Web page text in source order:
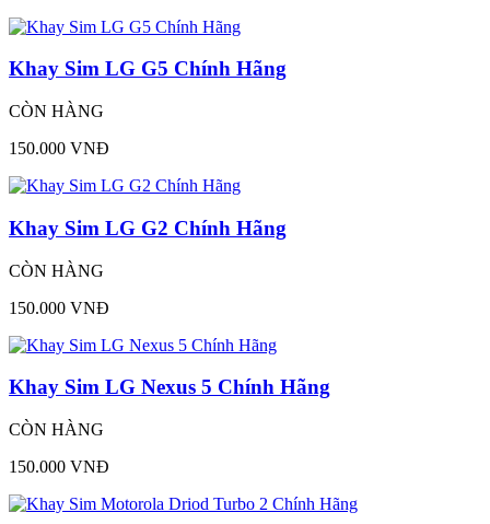
Khay Sim LG G5 Chính Hãng
CÒN HÀNG
150.000 VNĐ
Khay Sim LG G2 Chính Hãng
CÒN HÀNG
150.000 VNĐ
Khay Sim LG Nexus 5 Chính Hãng
CÒN HÀNG
150.000 VNĐ